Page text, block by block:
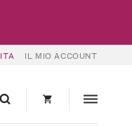
ITA IL MIO ACCOUNT